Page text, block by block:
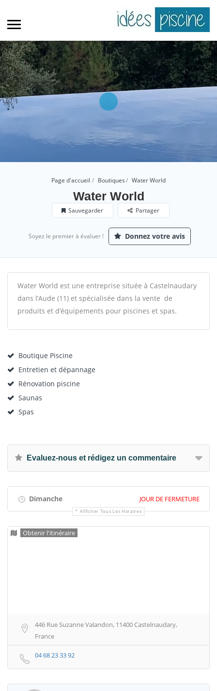
Page d'accueil Boutiques Water World
Water World
Sauvegarder Partager
Soyez le premier à évaluer ! Donnez votre avis
Water World est une entreprise située à Castelnaudary
dans l’Aude (11) et spécialisée dans la vente de
produits et d’équipements pour piscines et spas.
Boutique Piscine
Entretien et dépannage
Rénovation piscine
Saunas
Spas
Evaluez-nous et rédigez un commentaire
Dimanche JOUR DE FERMETURE
Afficher Tous Les Horaires
Obtenir l'itinéraire
446 Rue Suzanne Valandon, 11400 Castelnaudary,
France
04 68 23 33 92